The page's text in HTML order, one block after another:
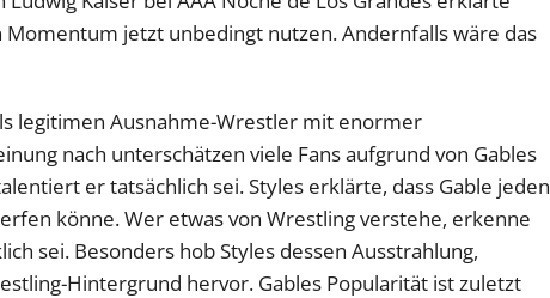
Momentum jetzt unbedingt nutzen. Andernfalls wäre das
legitimen Ausnahme-Wrestler mit enormer
nach unterschätzen viele Fans aufgrund von Gables
er tatsächlich sei. Styles erklärte, dass Gable jeden
könne. Wer etwas von Wrestling verstehe, erkenne
sei. Besonders hob Styles dessen Ausstrahlung,
Hintergrund hervor. Gables Popularität ist zuletzt